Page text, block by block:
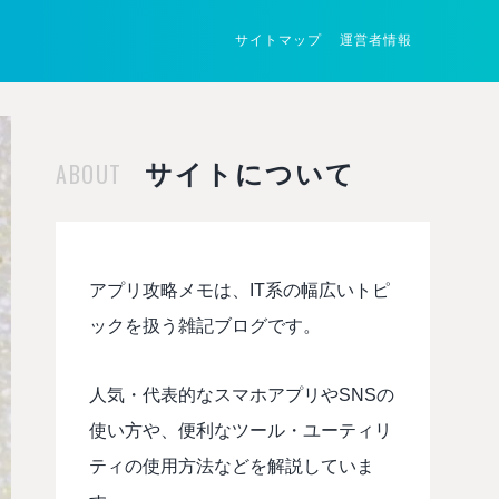
サイトマップ 運営者情報
ABOUT サイトについて
アプリ攻略メモは、IT系の幅広いトピ
ックを扱う雑記ブログです。
人気・代表的なスマホアプリやSNSの
使い方や、便利なツール・ユーティリ
ティの使用方法などを解説していま